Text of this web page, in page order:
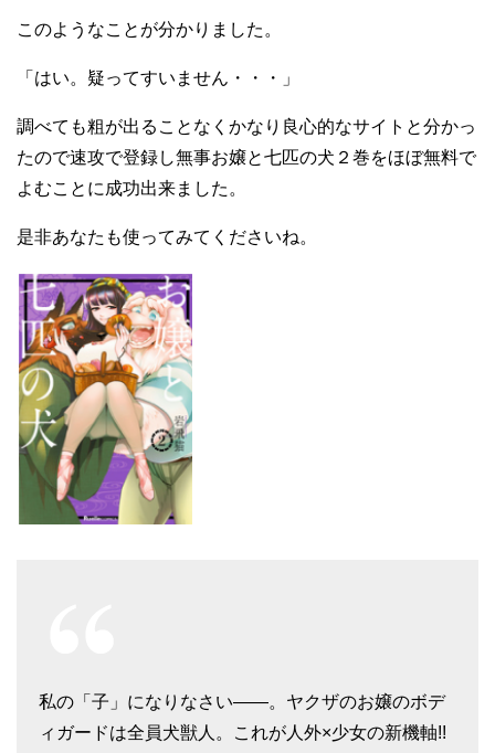
このようなことが分かりました。
「はい。疑ってすいません・・・」
調べても粗が出ることなくかなり良心的なサイトと分かっ
たので速攻で登録し無事お嬢と七匹の犬２巻をほぼ無料で
よむことに成功出来ました。
是非あなたも使ってみてくださいね。
私の「子」になりなさい――。ヤクザのお嬢のボデ
ィガードは全員犬獣人。これが人外×少女の新機軸!!